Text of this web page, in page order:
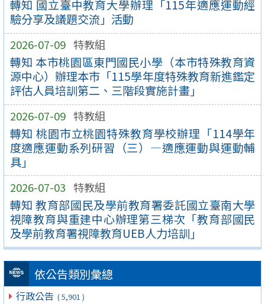
轉知 國立臺中教育大學辦理「115年適應運動經
驗分享及議題交流」活動
2026-07-09 特教組
轉知 本市桃園區東門國民小學（本市特殊教育資
源中心）辦理本市「115學年度特殊教育新進鑑定
評估人員培訓第二、三階段實施計畫」
2026-07-09 特教組
轉知 桃園市立桃園特殊教育學校辦理「114學年
度適應運動系列研習（三）—適應運動與運動輔
具」
2026-07-03 特教組
轉知 教育部國民及學前教育署委託國立臺南大學
視障教育與重建中心辦理第三梯次「教育部國民
及學前教育署視障教育UEB人力培訓」
依公告類別彙總
行政公告 ( 5,901 )